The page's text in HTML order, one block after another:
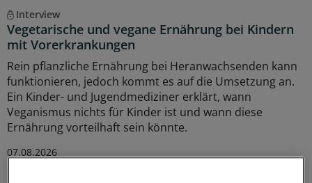
Interview
Vegetarische und vegane Ernährung bei Kindern
mit Vorerkrankungen
Rein pflanzliche Ernährung bei Heranwachsenden kann
funktionieren, jedoch kommt es auf die Umsetzung an.
Ein Kinder- und Jugendmediziner erklärt, wann
Veganismus nichts für Kinder ist und wann diese
Ernährung vorteilhaft sein könnte.
07.08.2026